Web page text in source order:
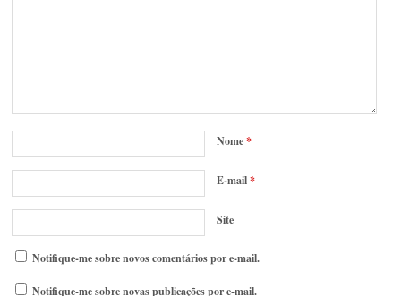
Nome*
E-mail*
Site
Notifique-me sobre novos comentários por e-mail.
Notifique-me sobre novas publicações por e-mail.